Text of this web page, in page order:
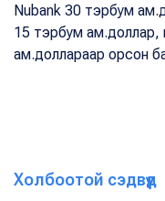
Nubank 30 тэрбум
15 тэрбум ам.доллар,
ам.доллараар орсон
Холбоотой сэдвүүд